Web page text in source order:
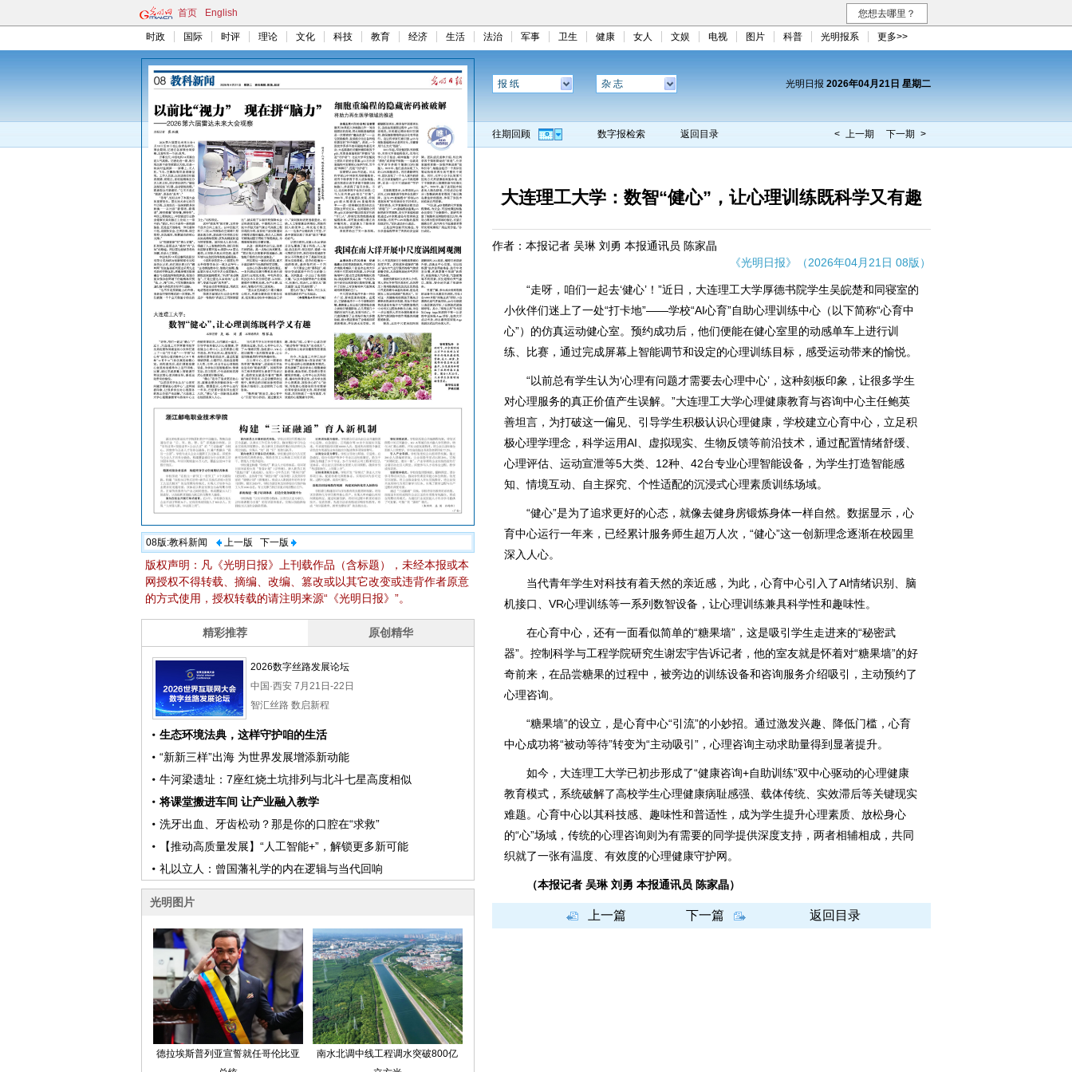
首页 English 您想去哪里？
时政 国际 时评 理论 文化 科技 教育 经济 生活 法治 军事 卫生 健康 女人 文娱 电视 图片 科普 光明报系 更多>>
08版:教科新闻 上一版 下一版
版权声明：凡《光明日报》上刊载作品（含标题），未经本报或本
网授权不得转载、摘编、改编、篡改或以其它改变或违背作者原意
的方式使用，授权转载的请注明来源“《光明日报》”。
报 纸 杂 志 光明日报 2026年04月21日 星期二
往期回顾 数字报检索 返回目录 < 上一期 下一期 >
大连理工大学：数智“健心”，让心理训练既科学又有趣
作者：本报记者 吴琳 刘勇 本报通讯员 陈家晶
《光明日报》（2026年04月21日 08版）
“走呀，咱们一起去‘健心’！”近日，大连理工大学厚德书院学生吴皖楚和同寝室的
小伙伴们迷上了一处“打卡地”——学校“AI心育”自助心理训练中心（以下简称“心育中
心”）的仿真运动健心室。预约成功后，他们便能在健心室里的动感单车上进行训
练、比赛，通过完成屏幕上智能调节和设定的心理训练目标，感受运动带来的愉悦。
“以前总有学生认为‘心理有问题才需要去心理中心’，这种刻板印象，让很多学生
对心理服务的真正价值产生误解。”大连理工大学心理健康教育与咨询中心主任鲍英
善坦言，为打破这一偏见、引导学生积极认识心理健康，学校建立心育中心，立足积
极心理学理念，科学运用AI、虚拟现实、生物反馈等前沿技术，通过配置情绪舒缓、
心理评估、运动宣泄等5大类、12种、42台专业心理智能设备，为学生打造智能感
知、情境互动、自主探究、个性适配的沉浸式心理素质训练场域。
“健心”是为了追求更好的心态，就像去健身房锻炼身体一样自然。数据显示，心
育中心运行一年来，已经累计服务师生超万人次，“健心”这一创新理念逐渐在校园里
深入人心。
当代青年学生对科技有着天然的亲近感，为此，心育中心引入了AI情绪识别、脑
机接口、VR心理训练等一系列数智设备，让心理训练兼具科学性和趣味性。
在心育中心，还有一面看似简单的“糖果墙”，这是吸引学生走进来的“秘密武
器”。控制科学与工程学院研究生谢宏宇告诉记者，他的室友就是怀着对“糖果墙”的好
奇前来，在品尝糖果的过程中，被旁边的训练设备和咨询服务介绍吸引，主动预约了
心理咨询。
“糖果墙”的设立，是心育中心“引流”的小妙招。通过激发兴趣、降低门槛，心育
中心成功将“被动等待”转变为“主动吸引”，心理咨询主动求助量得到显著提升。
如今，大连理工大学已初步形成了“健康咨询+自助训练”双中心驱动的心理健康
教育模式，系统破解了高校学生心理健康病耻感强、载体传统、实效滞后等关键现实
难题。心育中心以其科技感、趣味性和普适性，成为学生提升心理素质、放松身心
的“心”场域，传统的心理咨询则为有需要的同学提供深度支持，两者相辅相成，共同
织就了一张有温度、有效度的心理健康守护网。
（本报记者 吴琳 刘勇 本报通讯员 陈家晶）
上一篇 下一篇 返回目录